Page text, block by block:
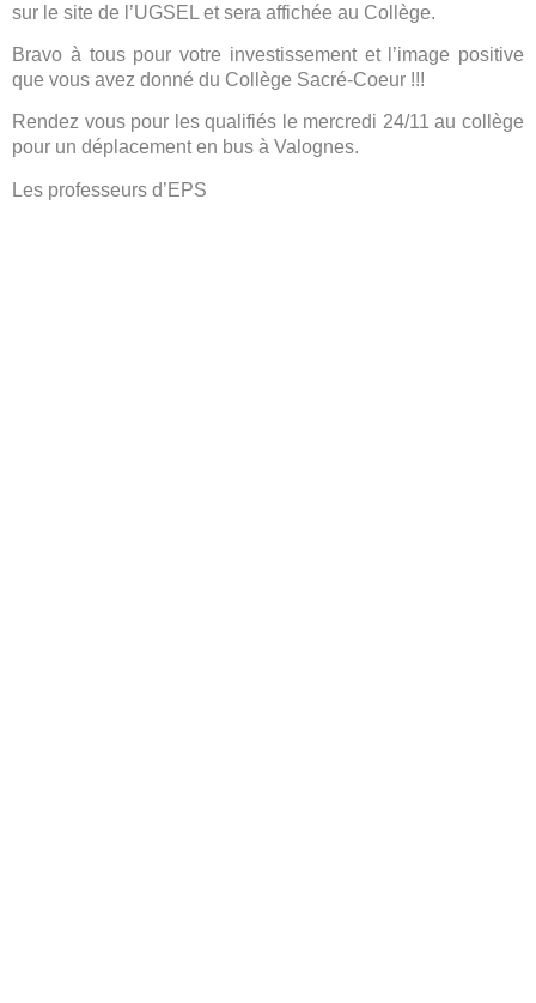
sur le site de l’UGSEL et sera affichée au Collège.
Bravo à tous pour votre investissement et l’image positive
que vous avez donné du Collège Sacré-Coeur !!!
Rendez vous pour les qualifiés le mercredi 24/11 au collège
pour un déplacement en bus à Valognes.
Les professeurs d’EPS